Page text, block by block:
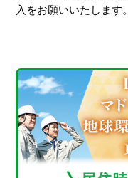
入をお願いいたします。